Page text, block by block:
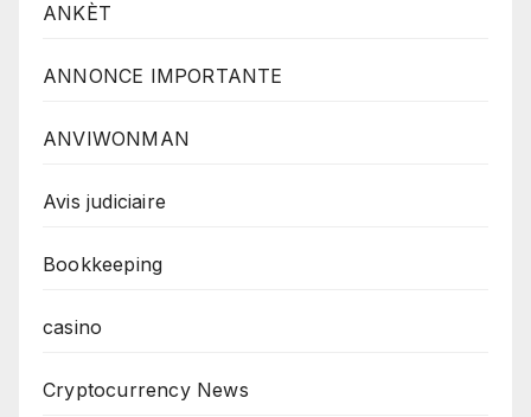
ANKÈT
ANNONCE IMPORTANTE
ANVIWONMAN
Avis judiciaire
Bookkeeping
casino
Cryptocurrency News